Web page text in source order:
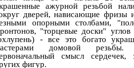
ажурной резьбой
дверей, нависающие фризы
опорными столбами,
"торцевые доски"
- все это богато
домовой резьбы.
смысл сердечек,
фигур.